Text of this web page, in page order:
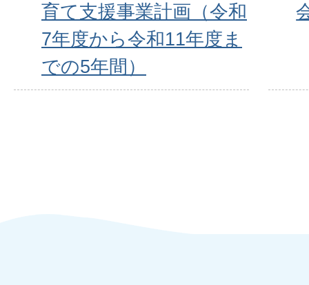
育て支援事業計画（令和
7年度から令和11年度ま
での5年間）